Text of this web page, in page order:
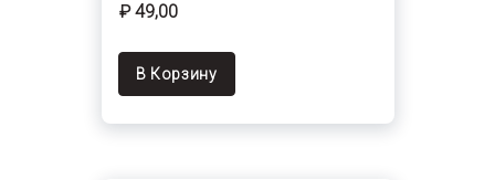
₽ 49,00
В Корзину